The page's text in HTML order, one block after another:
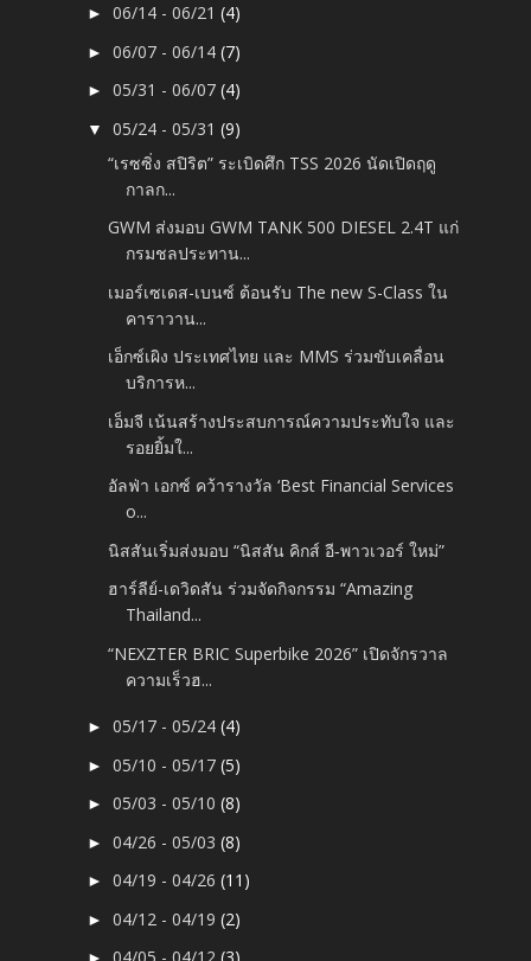
►06/14 - 06/21(4)
►06/07 - 06/14(7)
►05/31 - 06/07(4)
▼05/24 - 05/31(9)
“เรซซิ่ง สปิริต” ระเบิดศึก TSS 2026 นัดเปิดฤดู
กาลก...
GWM ส่งมอบ GWM TANK 500 DIESEL 2.4T แก่
กรมชลประทาน...
เมอร์เซเดส-เบนซ์ ต้อนรับ The new S-Class ใน
คาราวาน...
เอ็กซ์เผิง ประเทศไทย และ MMS ร่วมขับเคลื่อน
บริการห...
เอ็มจี เน้นสร้างประสบการณ์ความประทับใจ และ
รอยยิ้มใ...
อัลฟ่า เอกซ์ คว้ารางวัล ‘Best Financial Services
o...
นิสสันเริ่มส่งมอบ “นิสสัน คิกส์ อี‑พาวเวอร์ ใหม่”
ฮาร์ลีย์-เดวิดสัน ร่วมจัดกิจกรรม “Amazing
Thailand...
“NEXZTER BRIC Superbike 2026” เปิดจักรวาล
ความเร็วฮ...
►05/17 - 05/24(4)
►05/10 - 05/17(5)
►05/03 - 05/10(8)
►04/26 - 05/03(8)
►04/19 - 04/26(11)
►04/12 - 04/19(2)